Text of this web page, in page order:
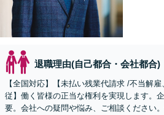
退職理由(自己都合・会社都合)
【全国対応】【未払い残業代請求 /不当解
従】働く皆様の正当な権利を実現します。
要。会社への疑問や悩み、ご相談ください